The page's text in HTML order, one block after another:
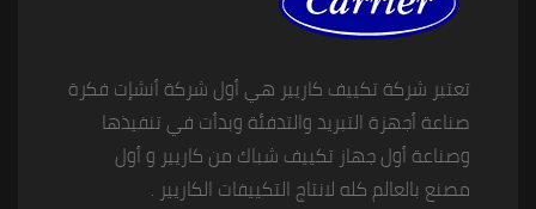
تعتبر شركة تكييف كاريير هي أول شركة أنشإت فكرة
صناعة أجهزة التبريد والتدفئة وبدأت في تنفيذها
وصناعة أول جهاز تكييف شباك من كاريير و أول
مصنع بالعالم كله لانتاج التكييفات الكاريير .